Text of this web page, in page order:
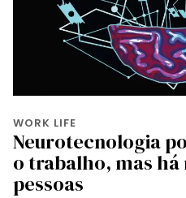
WORK LIFE
Neurotecnologia
o trabalho, mas há
pessoas